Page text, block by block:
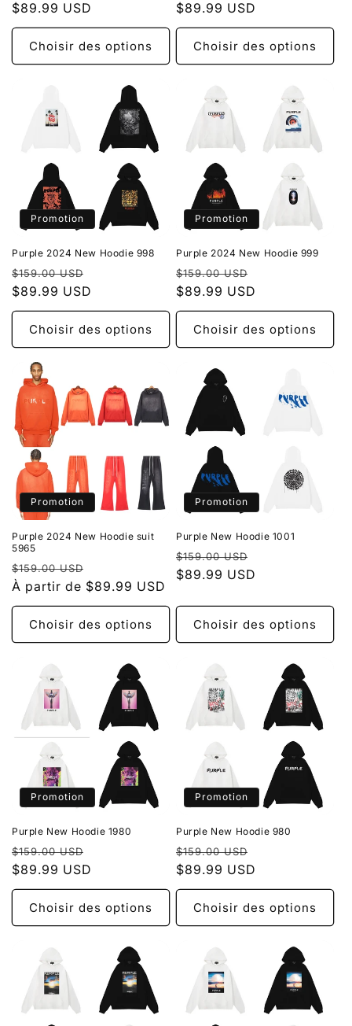
habituel promotionnel
$89.99 USD
Choisir des options
habituel
$89.99 USD
Choisir des options
Promotion
Purple 2024 New Hoodie 998
Prix
habituel
$159.00 USD
promotionnel
$89.99 USD
Choisir des options
Promotion
Purple 2024 New Hoodie 999
Prix
habituel
$159.00 USD
$89.99 USD
Choisir des options
Promotion
Purple 2024 New Hoodie suit
5965
Prix
habituel
$159.00 USD
promotionnel
À partir de $89.99 USD
Choisir des options
Promotion
Purple New Hoodie 1001
Prix
habituel
$159.00 USD
$89.99 USD
Choisir des options
Promotion
Purple New Hoodie 1980
Prix
habituel
$159.00 USD
promotionnel
$89.99 USD
Choisir des options
Promotion
Purple New Hoodie 980
Prix
habituel
$159.00 USD
$89.99 USD
Choisir des options